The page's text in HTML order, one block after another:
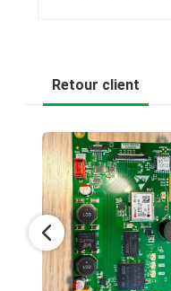
Retour client